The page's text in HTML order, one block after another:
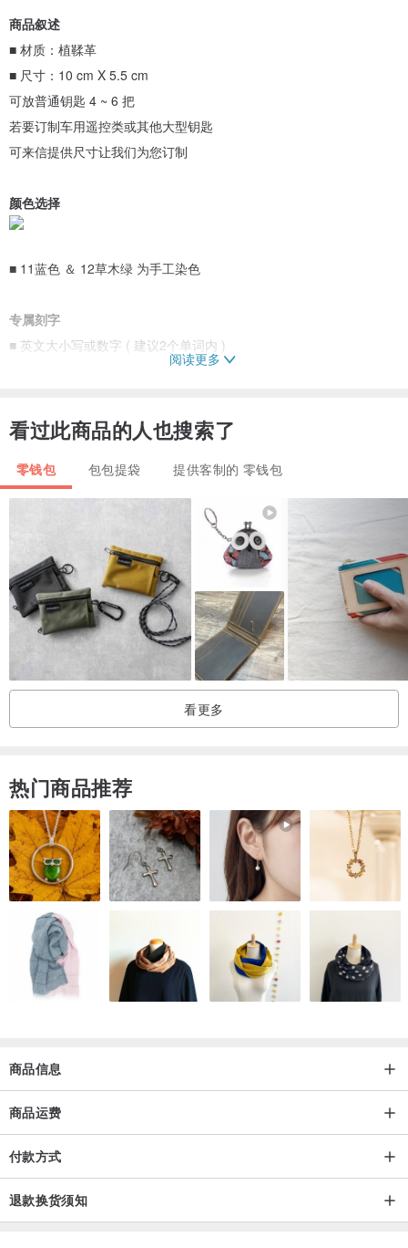
商品叙述
■ 材质：植鞣革
■ 尺寸：10 cm X 5.5 cm
可放普通钥匙 4 ~ 6 把
若要订制车用遥控类或其他大型钥匙
可来信提供尺寸让我们为您订制
颜色选择
■ 11蓝色 ＆ 12草木绿 为手工染色
专属刻字
■ 英文大小写或数字 ( 建议2个单词内 )
■ 字体分大小两款，无备注则默认设计师挑选合适字体
■ 下单时请备注【颜色】与【刻字内容】
定制或其他问题请来信询问，我们将尽快回复
■ 工作天数：14~24 个工作天（不含假日）
我们的制作周期较长，因为从剪裁、缝制到成品定型皆为纯手工
是目前很少品牌愿意做的坚持，但我们依然执着机器取代不了的精致
也期待您愿意耐心等待我们的心意，急单需求请来信询问。
每批成品色泽变化、皮上的少数斑点为正常现象，可接受的朋友再下
单唷！
换个角度想，这才是自然与真实的呈现，体验最原始的皮革样貌。
品 牌 理 念 ｜
“ 艹一田人皮革工房 ” 原创手工皮革品牌，创立于 2016 年春天，秉
行‘ less is more ’少即是多的品牌宗旨，致力于用最简约的设计传达皮
革手作的独特魅力，我们相信阳光、空气、时间、湿度、以及掌心会
赋予皮革专属的个人印记，并且历久弥新，经典不衰。
阅读更多
看过此商品的人也搜索了
零钱包 包包提袋 提供客制的 零钱包
看更多
热门商品推荐
商品信息
商品运费
付款方式
退款换货须知